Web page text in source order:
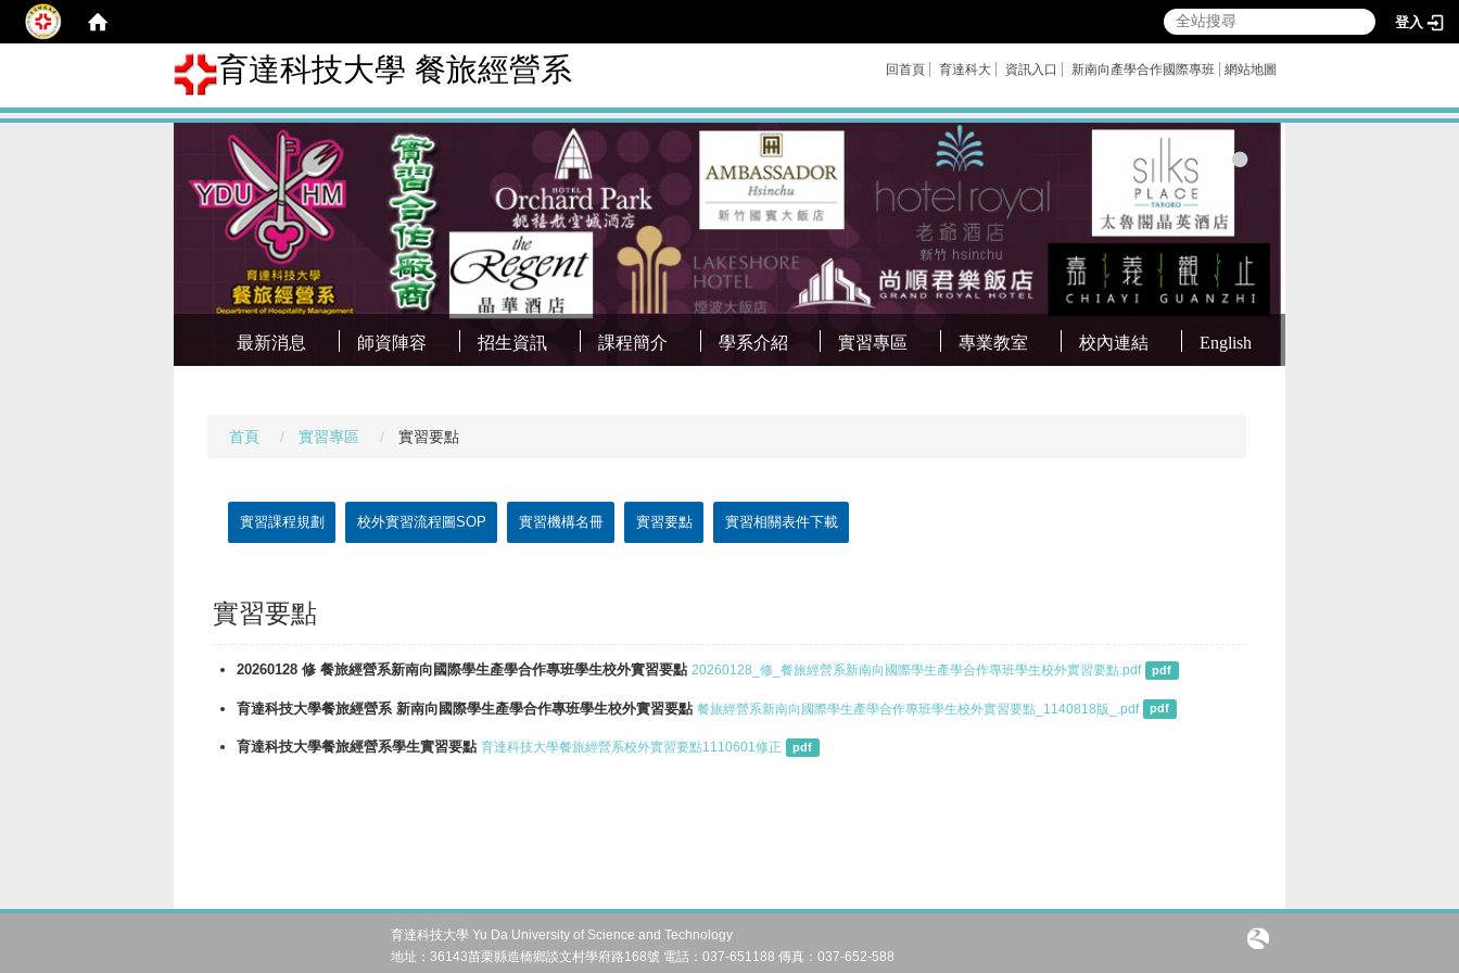
登入
育達科技大學 餐旅經營系 回首頁 育達科大 資訊入口 新南向產學合作國際專班 網站地圖
最新消息 師資陣容 招生資訊 課程簡介 學系介紹 實習專區 專業教室 校內連結 English
首頁 實習專區 實習要點
實習課程規劃 校外實習流程圖SOP 實習機構名冊 實習要點 實習相關表件下載
實習要點
20260128 修 餐旅經營系新南向國際學生產學合作專班學生校外實習要點 20260128_修_餐旅經營系新南向國際學生產學合作專班學生校外實習要點.pdf pdf
育達科技大學餐旅經營系 新南向國際學生產學合作專班學生校外實習要點 餐旅經營系新南向國際學生產學合作專班學生校外實習要點_1140818版_.pdf pdf
育達科技大學餐旅經營系學生實習要點 育達科技大學餐旅經營系校外實習要點1110601修正 pdf
育達科技大學 Yu Da University of Science and Technology
地址：36143苗栗縣造橋鄉談文村學府路168號 電話：037-651188 傳真：037-652-588